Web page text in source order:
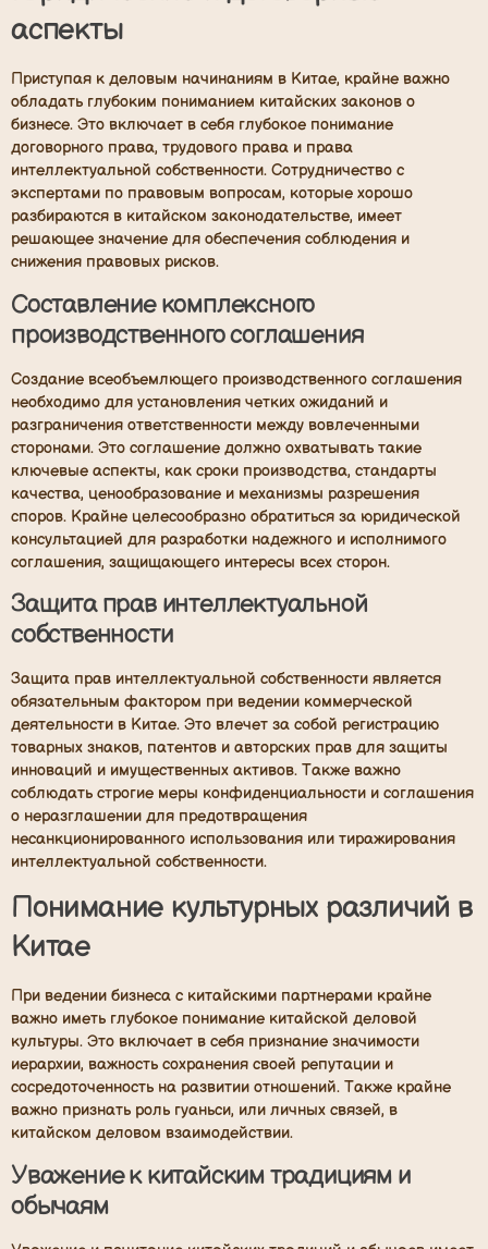
аспекты
Приступая к деловым начинаниям в Китае, крайне важно
обладать глубоким пониманием китайских законов о
бизнесе. Это включает в себя глубокое понимание
договорного права, трудового права и права
интеллектуальной собственности. Сотрудничество с
экспертами по правовым вопросам, которые хорошо
разбираются в китайском законодательстве, имеет
решающее значение для обеспечения соблюдения и
снижения правовых рисков.
Составление комплексного
производственного соглашения
Создание всеобъемлющего производственного соглашения
необходимо для установления четких ожиданий и
разграничения ответственности между вовлеченными
сторонами. Это соглашение должно охватывать такие
ключевые аспекты, как сроки производства, стандарты
качества, ценообразование и механизмы разрешения
споров. Крайне целесообразно обратиться за юридической
консультацией для разработки надежного и исполнимого
соглашения, защищающего интересы всех сторон.
Защита прав интеллектуальной
собственности
Защита прав интеллектуальной собственности является
обязательным фактором при ведении коммерческой
деятельности в Китае. Это влечет за собой регистрацию
товарных знаков, патентов и авторских прав для защиты
инноваций и имущественных активов. Также важно
соблюдать строгие меры конфиденциальности и соглашения
о неразглашении для предотвращения
несанкционированного использования или тиражирования
интеллектуальной собственности.
Понимание культурных различий в
Китае
При ведении бизнеса с китайскими партнерами крайне
важно иметь глубокое понимание китайской деловой
культуры. Это включает в себя признание значимости
иерархии, важность сохранения своей репутации и
сосредоточенность на развитии отношений. Также крайне
важно признать роль гуаньси, или личных связей, в
китайском деловом взаимодействии.
Уважение к китайским традициям и
обычаям